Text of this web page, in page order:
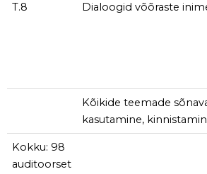
T.8 Dialoogid võõraste
Kõikide teemade
kasutamine,
Kokku: 98
auditoorset